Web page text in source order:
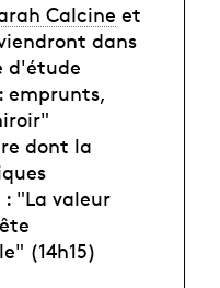
Calcine et
dans
d'étude
emprunts,
dont la
"La valeur
(14h15)